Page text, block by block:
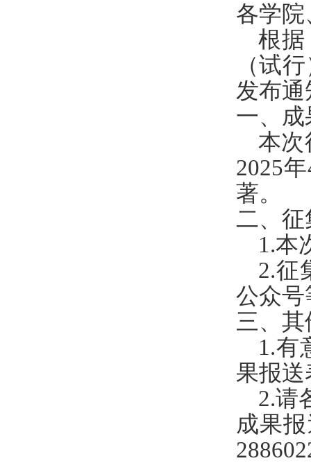
各学
根据
（试
发布通
一、
本次
2025
著。
二、征
1.本
2.征
公众号
三、
1.有
果报送
2.请
成果